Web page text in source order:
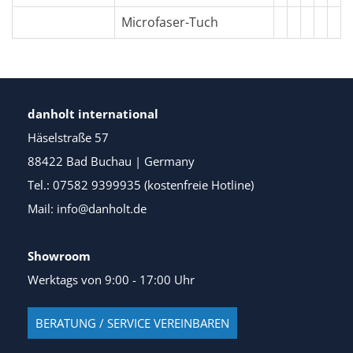
Microfaser-Tuch
danholt international
Häselstraße 57
88422 Bad Buchau | Germany
Tel.: 07582 9399935 (kostenfreie Hotline)
Mail: info@danholt.de
Showroom
Werktags von 9:00 - 17:00 Uhr
BERATUNG / SERVICE VEREINBAREN